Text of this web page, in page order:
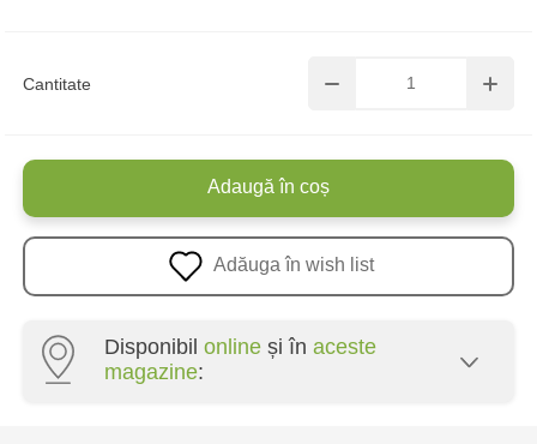
Cantitate
Adaugă în coș
Adăuga în wish list
Disponibil online și în aceste
magazine: